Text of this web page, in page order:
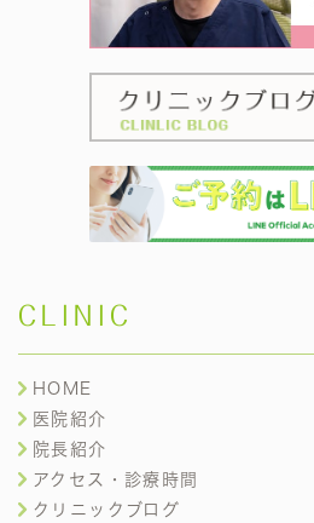
CLINIC
HOME
医院紹介
院長紹介
アクセス・診療時間
クリニックブログ